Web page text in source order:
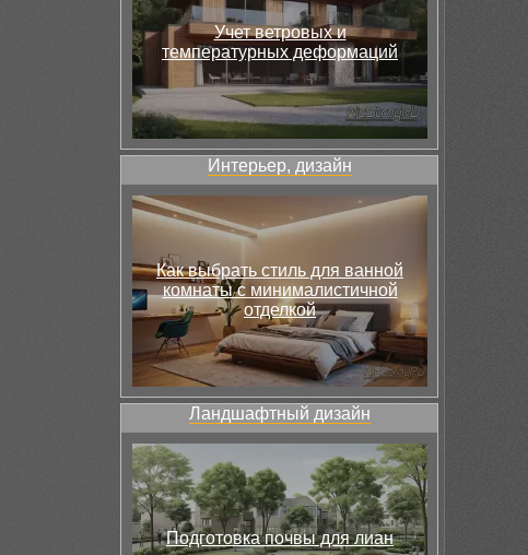
Учет ветровых и
температурных деформаций
Интерьер, дизайн
Как выбрать стиль для ванной
комнаты с минималистичной
отделкой
Ландшафтный дизайн
Подготовка почвы для лиан